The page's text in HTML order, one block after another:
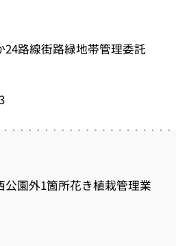
24路線街路緑地帯管理委託
公園外1箇所花き植栽管理業